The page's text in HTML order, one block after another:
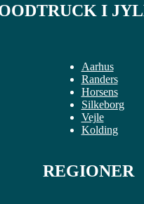
I
Aarhus
Randers
Horsens
Silkeborg
Vejle
Kolding
REGIONER